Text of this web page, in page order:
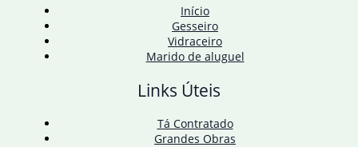
Início
Gesseiro
Vidraceiro
Marido de aluguel
Links Úteis
Tá Contratado
Grandes Obras